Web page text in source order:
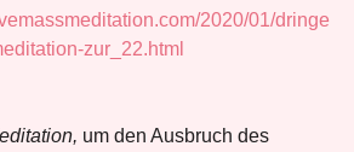
2020/01/dringe
zur_22.html
um den Ausbruch des